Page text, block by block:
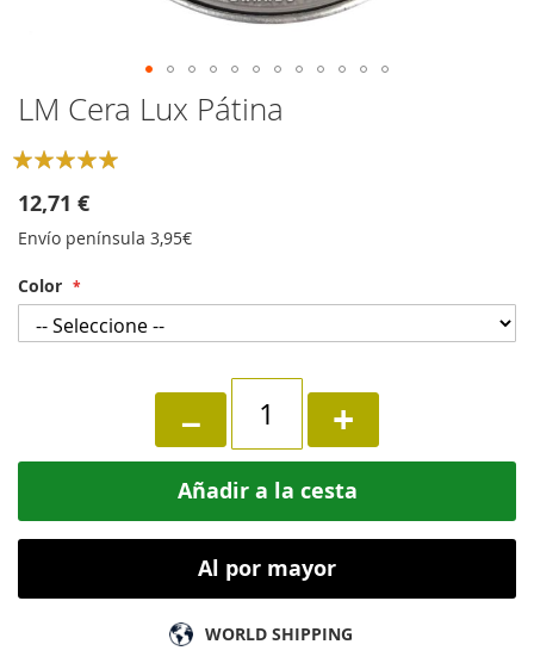
Skip
to
the
beginning
of
the
images
LM Cera Lux Pátina
Rating:
12,71 €
Envío península 3,95€
Color
− +
Añadir a la cesta
Al por mayor
WORLD SHIPPING